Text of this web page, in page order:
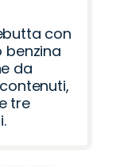
con
benzina
da
tre